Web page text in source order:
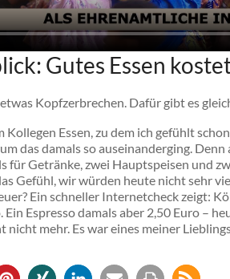
Gutes Essen
Kopfzerbrechen. Dafür gibt es
Kollegen Essen, zu dem ich gefühlt
das damals so auseinanderging.
für Getränke, zwei Hauptspeisen und
Gefühl, wir würden heute nicht sehr
Ein schneller Internetcheck zeigt:
Ein Espresso damals aber 2,50 Euro –
nicht mehr. Es war eines meiner